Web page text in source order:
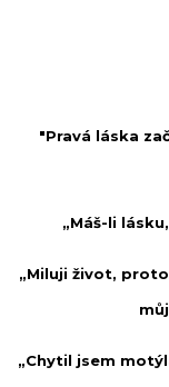
"Pravá láska
„Máš-li
„Miluji život,
„Chytil jsem